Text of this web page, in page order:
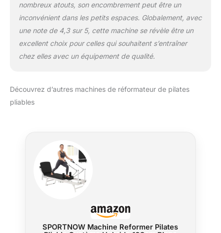
nombreux atouts, son encombrement peut être un
inconvénient dans les petits espaces. Globalement, avec
une note de 4,3 sur 5, cette machine se révèle être un
excellent choix pour celles qui souhaitent s’entraîner
chez elles avec un équipement de qualité.
Découvrez d’autres machines de réformateur de pilates
pliables
SPORTNOW Machine Reformer Pilates